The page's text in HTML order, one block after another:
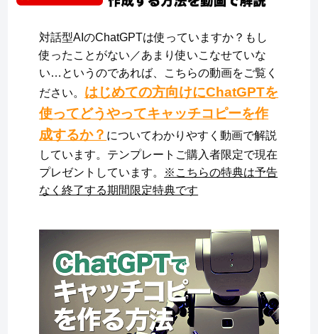
対話型AIのChatGPTは使っていますか？もし
使ったことがない／あまり使いこなせていな
い…というのであれば、こちらの動画をご覧く
ださい。 はじめての方向けにChatGPTを
使ってどうやってキャッチコピーを作
成するか？ についてわかりやすく動画で解説
しています。テンプレートご購入者限定で現在
プレゼントしています。
※こちらの特典は予告
なく終了する期間限定特典です